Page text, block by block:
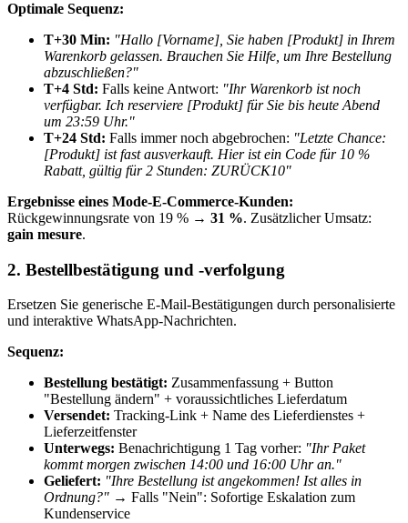
Optimale Sequenz:
T+30 Min: "Hallo [Vorname], Sie haben [Produkt] in Ihrem
Warenkorb gelassen. Brauchen Sie Hilfe, um Ihre Bestellung
abzuschließen?"
T+4 Std: Falls keine Antwort: "Ihr Warenkorb ist noch
verfügbar. Ich reserviere [Produkt] für Sie bis heute Abend
um 23:59 Uhr."
T+24 Std: Falls immer noch abgebrochen: "Letzte Chance:
[Produkt] ist fast ausverkauft. Hier ist ein Code für 10 %
Rabatt, gültig für 2 Stunden: ZURÜCK10"
Ergebnisse eines Mode-E-Commerce-Kunden:
Rückgewinnungsrate von 19 % → 31 %. Zusätzlicher Umsatz:
gain mesure.
2. Bestellbestätigung und -verfolgung
Ersetzen Sie generische E-Mail-Bestätigungen durch personalisierte
und interaktive WhatsApp-Nachrichten.
Sequenz:
Bestellung bestätigt: Zusammenfassung + Button
"Bestellung ändern" + voraussichtliches Lieferdatum
Versendet: Tracking-Link + Name des Lieferdienstes +
Lieferzeitfenster
Unterwegs: Benachrichtigung 1 Tag vorher: "Ihr Paket
kommt morgen zwischen 14:00 und 16:00 Uhr an."
Geliefert: "Ihre Bestellung ist angekommen! Ist alles in
Ordnung?" → Falls "Nein": Sofortige Eskalation zum
Kundenservice